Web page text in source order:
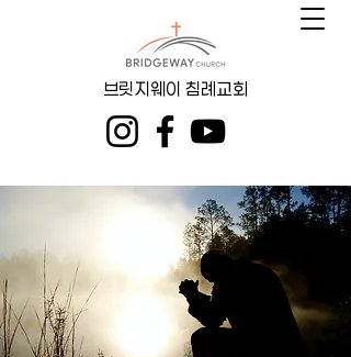
브릿지웨이 침례교회